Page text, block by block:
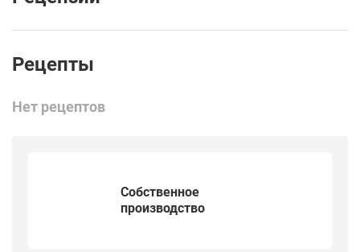
Нет рецептов
Собственное
производство